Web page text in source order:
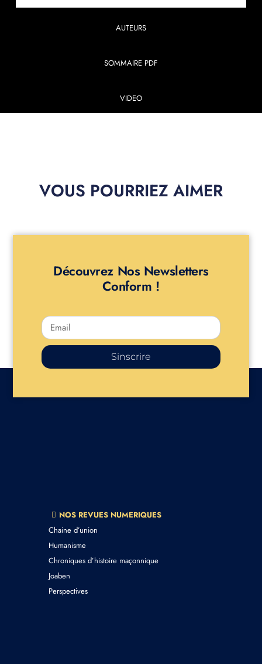
AUTEURS
SOMMAIRE PDF
VIDEO
VOUS POURRIEZ AIMER
Découvrez Nos Newsletters
Conform !
Sinscrire
NOS REVUES NUMERIQUES
Chaine d’union
Humanisme
Chroniques d’histoire maçonnique
Joaben
Perspectives